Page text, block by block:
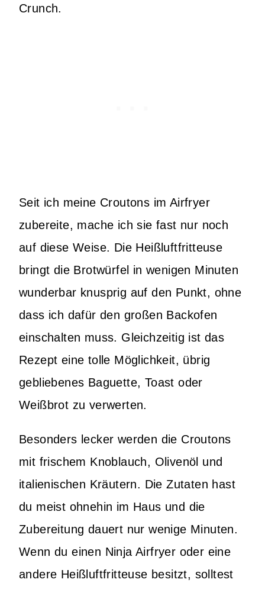
Crunch.
Seit ich meine Croutons im Airfryer
zubereite, mache ich sie fast nur noch
auf diese Weise. Die Heißluftfritteuse
bringt die Brotwürfel in wenigen Minuten
wunderbar knusprig auf den Punkt, ohne
dass ich dafür den großen Backofen
einschalten muss. Gleichzeitig ist das
Rezept eine tolle Möglichkeit, übrig
gebliebenes Baguette, Toast oder
Weißbrot zu verwerten.
Besonders lecker werden die Croutons
mit frischem Knoblauch, Olivenöl und
italienischen Kräutern. Die Zutaten hast
du meist ohnehin im Haus und die
Zubereitung dauert nur wenige Minuten.
Wenn du einen Ninja Airfryer oder eine
andere Heißluftfritteuse besitzt, solltest